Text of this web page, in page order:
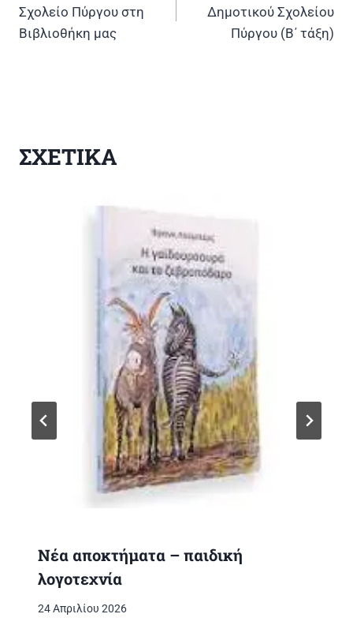
άρθρων
Σχολείο Πύργου στη
Βιβλιοθήκη μας
Δημοτικού Σχολείου
Πύργου (Β΄ τάξη)
ΣΧΕΤΙΚΑ
Νέα αποκτήματα – παιδική
λογοτεχνία
24 Απριλίου 2026